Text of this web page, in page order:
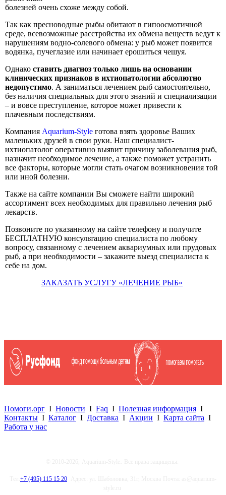
болезней очень схоже между собой.
Так как пресноводные рыбы обитают в гипоосмотичной
среде, всевозможные расстройства их обмена веществ ведут к
нарушениям водно-солевого обмена: у рыб может появится
водянка, пучеглазие или начинает ерошиться чешуя.
Однако ставить диагноз только лишь на основании
клинических признаков в ихтиопатологии абсолютно
недопустимо. А заниматься лечением рыб самостоятельно,
без наличия специальных для этого знаний и специализации
– и вовсе преступление, которое может привести к
плачевным последствиям.
Компания Aquarium-Style готова взять здоровье Ваших
маленьких друзей в свои руки. Наш специалист-
ихтиопатолог оперативно выявит причину заболевания рыб,
назначит необходимое лечение, а также поможет устранить
все факторы, которые могли стать очагом возникновения той
или иной болезни.
Также на сайте компании Вы сможете найти широкий
ассортимент всех необходимых для правильно лечения рыб
лекарств.
Позвоните по указанному на сайте телефону и получите
БЕСПЛАТНУЮ консультацию специалиста по любому
вопросу, связанному с лечением аквариумных или прудовых
рыб, а при необходимости – закажите выезд специалиста к
себе на дом.
ЗАКАЗАТЬ УСЛУГУ «ЛЕЧЕНИЕ РЫБ»
Помоги.орг I Новости I Faq I Полезная информация I
Контакты I Каталог I Доставка I Акции I Карта сайта I
Работа у нас
+7 (495) 115 15 20